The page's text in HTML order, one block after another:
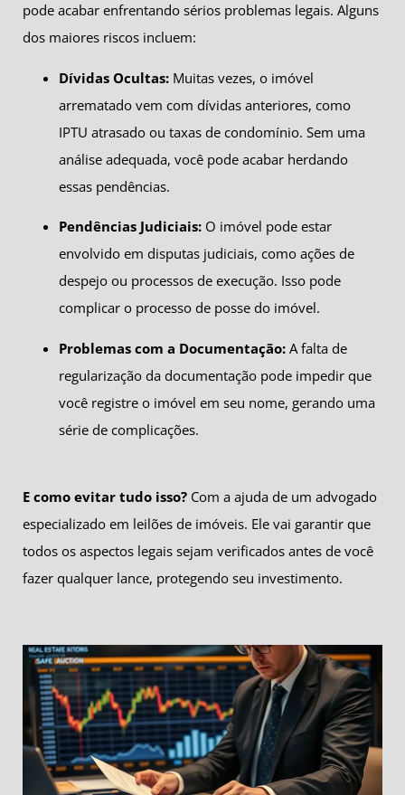
pode acabar enfrentando sérios problemas legais. Alguns
dos maiores riscos incluem:
Dívidas Ocultas: Muitas vezes, o imóvel
arrematado vem com dívidas anteriores, como
IPTU atrasado ou taxas de condomínio. Sem uma
análise adequada, você pode acabar herdando
essas pendências.
Pendências Judiciais: O imóvel pode estar
envolvido em disputas judiciais, como ações de
despejo ou processos de execução. Isso pode
complicar o processo de posse do imóvel.
Problemas com a Documentação: A falta de
regularização da documentação pode impedir que
você registre o imóvel em seu nome, gerando uma
série de complicações.
E como evitar tudo isso? Com a ajuda de um advogado
especializado em leilões de imóveis. Ele vai garantir que
todos os aspectos legais sejam verificados antes de você
fazer qualquer lance, protegendo seu investimento.